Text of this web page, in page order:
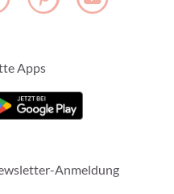
Apps
Anmeldung